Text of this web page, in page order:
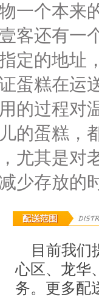
一个本来
客还有一
定的地址
蛋糕在运
的过程对
的蛋糕，
尤其是对
少存放的
目前我们
心区、龙华
务。更多配